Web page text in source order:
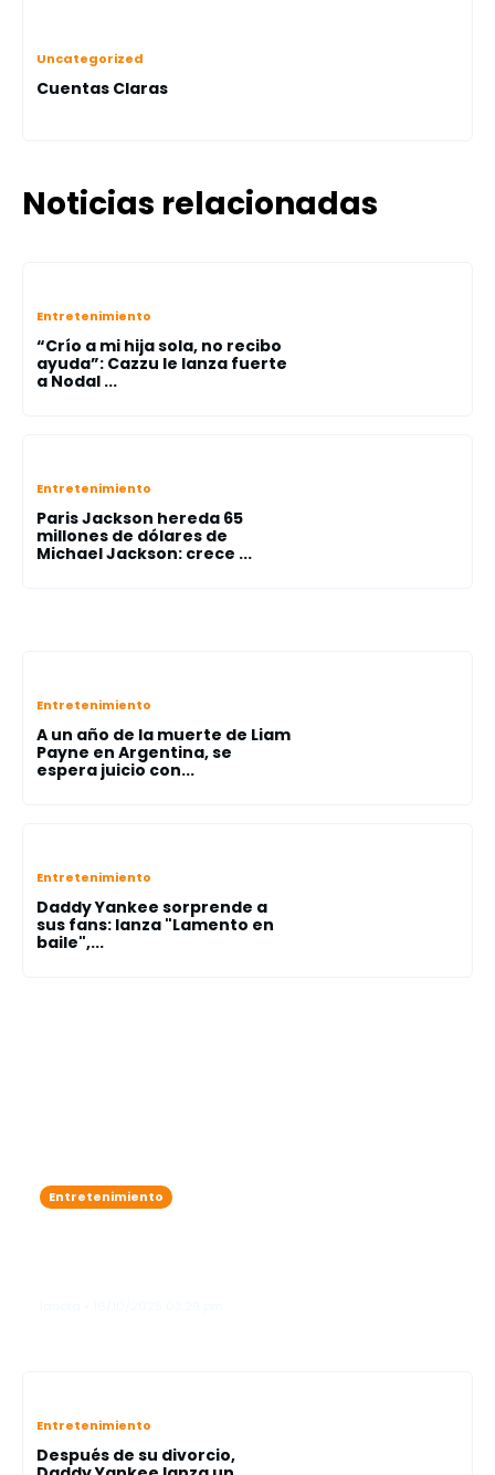
Uncategorized
Cuentas Claras
Noticias relacionadas
Entretenimiento
“Crío a mi hija sola, no recibo
ayuda”: Cazzu le lanza fuerte
a Nodal ...
Entretenimiento
Paris Jackson hereda 65
millones de dólares de
Michael Jackson: crece ...
Entretenimiento
A un año de la muerte de Liam
Payne en Argentina, se
espera juicio con...
Entretenimiento
Daddy Yankee sorprende a
sus fans: lanza "Lamento en
baile",...
Entretenimiento
Entretenimiento
Después de su divorcio,